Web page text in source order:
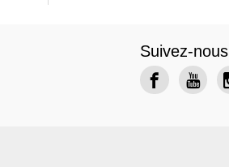
Suivez-nous